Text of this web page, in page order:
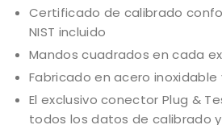
Certificado de calibrado
NIST incluido
Mandos cuadrados en cada
Fabricado en acero inoxidable
El exclusivo conector Plug &
todos los datos de calibrado